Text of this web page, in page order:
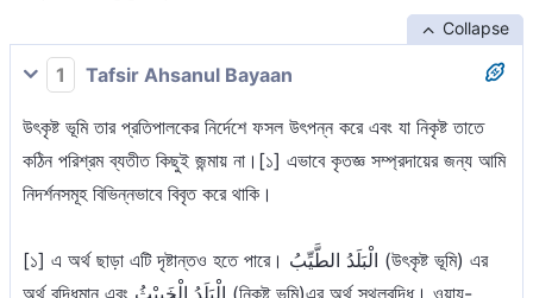
Collapse
1 Tafsir Ahsanul Bayaan
উৎকৃষ্ট ভূমি তার প্রতিপালকের নির্দেশে ফসল উৎপন্ন করে এবং যা নিকৃষ্ট তাতে
কঠিন পরিশ্রম ব্যতীত কিছুই জন্মায় না।[১] এভাবে কৃতজ্ঞ সম্প্রদায়ের জন্য আমি
নিদর্শনসমূহ বিভিন্নভাবে বিবৃত করে থাকি।
[১] এ অর্থ ছাড়া এটি দৃষ্টান্তও হতে পারে। الْبَلَدُ الطَّيِّبُ (উৎকৃষ্ট ভূমি) এর
অর্থ বুদ্ধিমান এবং الْبَلَدُ الْخَبِيْثُ (নিকৃষ্ট ভূমি)এর অর্থ স্থূলবুদ্ধি। ওয়ায-